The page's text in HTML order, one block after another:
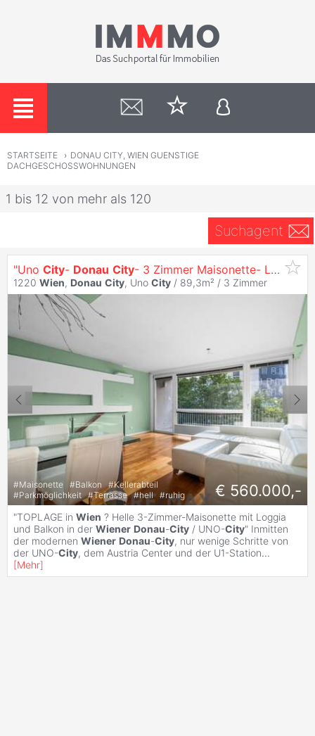
STARTSEITE › DONAU CITY, WIEN GUENSTIGE
DACHGESCHOSSWOHNUNGEN
1 bis 12 von mehr als 120
Suchagent
"Uno City- Donau City- 3 Zimmer Maisonette- Loggia"
1220 Wien, Donau City, Uno City / 89,3m² / 3 Zimmer
#Maisonette #Balkon #Kellerabteil
#Parkmöglichkeit #Terrasse #hell #ruhig € 560.000,-
"TOPLAGE in Wien ? Helle 3-Zimmer-Maisonette mit Loggia
und Balkon in der Wiener Donau-City / UNO-City" Inmitten
der modernen Wiener Donau-City, nur wenige Schritte von
der UNO-City, dem Austria Center und der U1-Station...
[Mehr]